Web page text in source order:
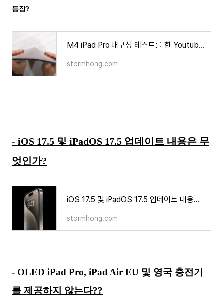
등장?
M4 iPad Pro 내구성 테스트를 한 Youtuber 등장? 그리고 Apple 의 최근 테스트가 부족 했을수 있다는 예
stormhong.com
- iOS 17.5 및 iPadOS 17.5 업데이트 내용은 무
엇인가?
iOS 17.5 및 iPadOS 17.5 업데이트 내용은 무엇인가?
stormhong.com
- OLED iPad Pro, iPad Air EU 및 영국 충전기
를 제공하지 않는다??